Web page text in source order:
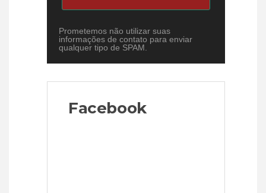
Prometemos não utilizar suas
informações de contato para enviar
qualquer tipo de SPAM.
Facebook